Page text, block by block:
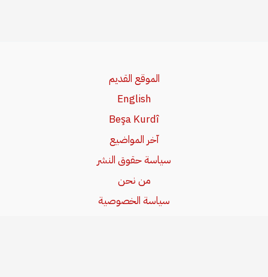
الموقع القديم
English
Beşa Kurdî
آخر المواضيع
سياسة حقوق النشر
من نحن
سياسة الخصوصية